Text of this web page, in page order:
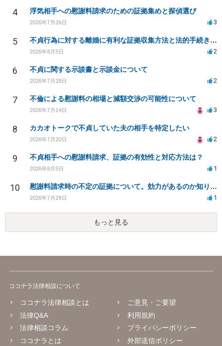
4 浮気相手への慰謝料請求のための証拠集めと探偵選び
2026年7月26日 3
5 不貞行為に対する離婚に有利な証拠収集方法と法的手続きについて
2026年8月5日 2
6 不貞に関する示談書と示談金について
2026年7月28日 2
7 不倫による慰謝料の相場と減額交渉の可能性について
2026年7月14日 3
8 カカオトークで不貞していた夫の相手を特定したい
2026年7月20日 2
9 不貞相手への慰謝料請求、証拠の有効性と対応方法は？
2026年8月5日 1
10 慰謝料請求時の不定の証拠について。効力があるのか知りたい。
2026年7月29日 1
もっと見る
ココナラ法律相談について
ココナラ法律相談とは
法律Q&A
法律相談コラム
ココナラとは
ご意見・ご要望
利用規約
プライバシーポリシー
外部送信ポリシー